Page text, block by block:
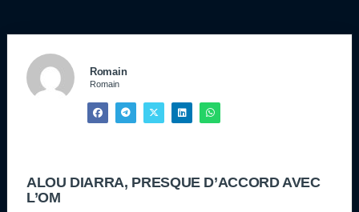
Romain
Romain
ALOU DIARRA, PRESQUE D’ACCORD AVEC
L’OM